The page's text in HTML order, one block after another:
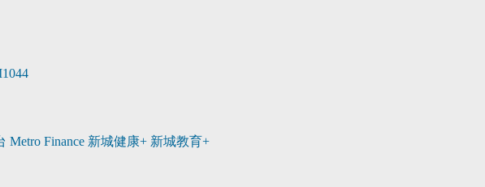
Metro Finance 新城健康+ 新城教育+